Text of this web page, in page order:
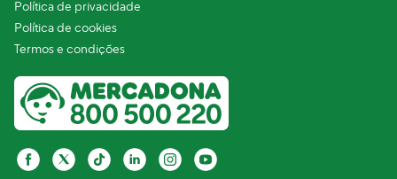
Política de privacidade
Política de cookies
Termos e condições